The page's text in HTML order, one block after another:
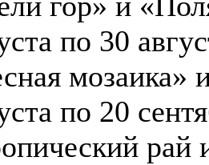
по 30
мозаика»
по 20
рай